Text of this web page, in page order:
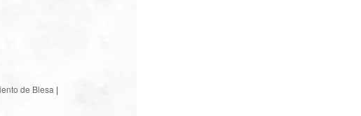
de Blesa |